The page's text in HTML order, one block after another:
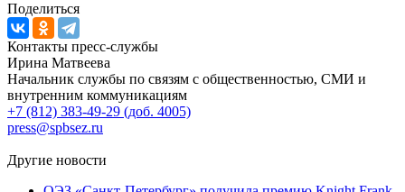
Поделиться
Контакты пресс-службы
Ирина Матвеева
Начальник службы по связям с общественностью, СМИ и
внутренним коммуникациям
+7 (812) 383-49-29 (доб. 4005)
press@spbsez.ru
Другие новости